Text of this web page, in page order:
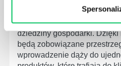
społeczeństwa
które mają za zadanie
dziedziny gospodarki. Dzięki
będą zobowiązane
wprowadzenie dąży do